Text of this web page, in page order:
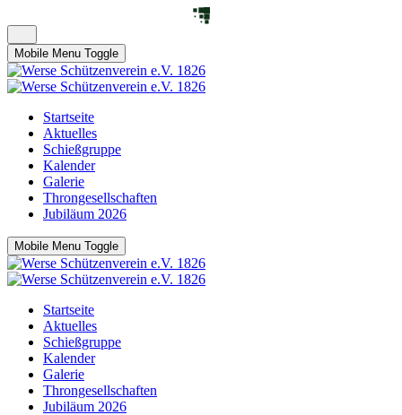
Mobile Menu Toggle
Startseite
Aktuelles
Schießgruppe
Kalender
Galerie
Throngesellschaften
Jubiläum 2026
Mobile Menu Toggle
Startseite
Aktuelles
Schießgruppe
Kalender
Galerie
Throngesellschaften
Jubiläum 2026